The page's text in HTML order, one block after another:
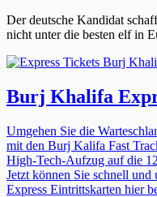
Der deutsche Kandidat
nicht unter die besten elf in
Burj Khalifa
Umgehen Sie die
mit den Burj Kalifa Fast
High-Tech-Aufzug auf die
Jetzt können Sie schnell
Express Eintrittskarten hier